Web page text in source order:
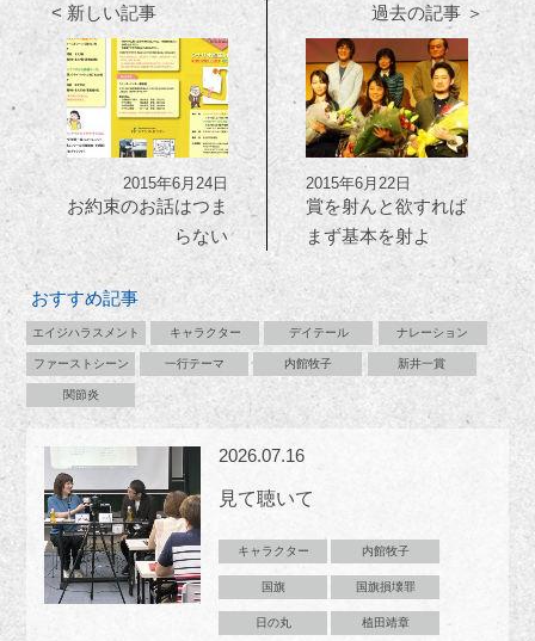
< 新しい記事
2015年6月24日
お約束のお話はつま
らない
過去の記事 ＞
2015年6月22日
賞を射んと欲すれば
まず基本を射よ
おすすめ記事
エイジハラスメント キャラクター デイテール ナレーション
ファーストシーン 一行テーマ 内館牧子 新井一賞
関節炎
2026.07.16
見て聴いて
キャラクター 内館牧子
国旗 国旗損壊罪
日の丸 植田靖章